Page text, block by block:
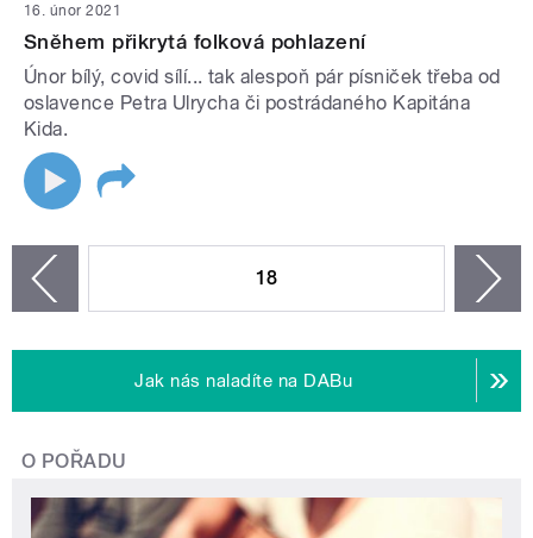
16. únor 2021
Sněhem přikrytá folková pohlazení
Únor bílý, covid sílí... tak alespoň pár písniček třeba od
oslavence Petra Ulrycha či postrádaného Kapitána
Kida.
18
Jak nás naladíte na DABu
O POŘADU